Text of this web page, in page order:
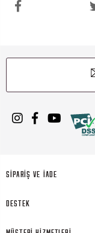
SİPARİŞ VE İADE
DESTEK